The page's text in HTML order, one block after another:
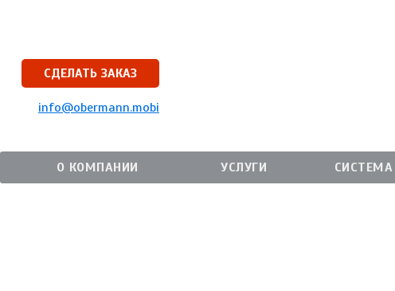
СДЕЛАТЬ ЗАКАЗ
info@obermann.mobi
О КОМПАНИИ УСЛУГИ